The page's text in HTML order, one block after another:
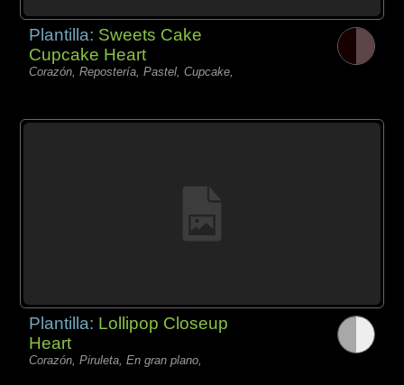
Plantilla: Sweets Cake
Cupcake Heart
Corazón, Repostería, Pastel, Cupcake,
Plantilla: Lollipop Closeup
Heart
Corazón, Piruleta, En gran plano,